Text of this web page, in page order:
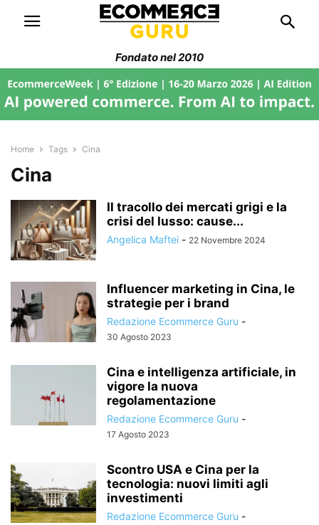
Fondato nel 2010
Home Tags Cina
Cina
Il tracollo dei mercati grigi e la
crisi del lusso: cause...
Angelica Maftei - 22 Novembre 2024
Influencer marketing in Cina, le
strategie per i brand
Redazione Ecommerce Guru -
30 Agosto 2023
Cina e intelligenza artificiale, in
vigore la nuova
regolamentazione
Redazione Ecommerce Guru -
17 Agosto 2023
Scontro USA e Cina per la
tecnologia: nuovi limiti agli
investimenti
Redazione Ecommerce Guru -